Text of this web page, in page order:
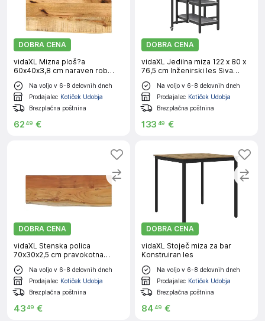
DOBRA CENA
vidaXL Mizna ploš?a
60x40x3,8 cm naraven rob
trden robusten mangov les
Na voljo v 6-8 delovnih dneh
Prodajalec Kotiček Udobja
Brezplačna poštnina
6249 €
DOBRA CENA
vidaXL Jedilna miza 122 x 80 x
76,5 cm Inženirski les Siva
Sonoma
Na voljo v 6-8 delovnih dneh
Prodajalec Kotiček Udobja
Brezplačna poštnina
133 49 €
DOBRA CENA
vidaXL Stenska polica
70x30x2,5 cm pravokotna
akacija naraven rob
Na voljo v 6-8 delovnih dneh
Prodajalec Kotiček Udobja
Brezplačna poštnina
4349 €
DOBRA CENA
vidaXL Stoječ miza za bar
Konstruiran les
Na voljo v 6-8 delovnih dneh
Prodajalec Kotiček Udobja
Brezplačna poštnina
8449 €